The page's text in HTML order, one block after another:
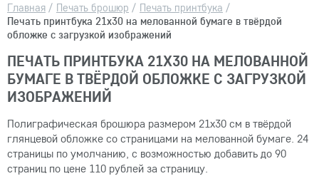
Главная / Печать брошюр / Печать принтбука /
Печать принтбука 21х30 на мелованной бумаге в твёрдой
обложке с загрузкой изображений
ПЕЧАТЬ ПРИНТБУКА 21Х30 НА МЕЛОВАННОЙ
БУМАГЕ В ТВЁРДОЙ ОБЛОЖКЕ С ЗАГРУЗКОЙ
ИЗОБРАЖЕНИЙ
Полиграфическая брошюра размером 21х30 см в твёрдой
глянцевой обложке со страницами на мелованной бумаге. 24
страницы по умолчанию, с возможностью добавить до 90
страниц по цене 110 рублей за страницу.